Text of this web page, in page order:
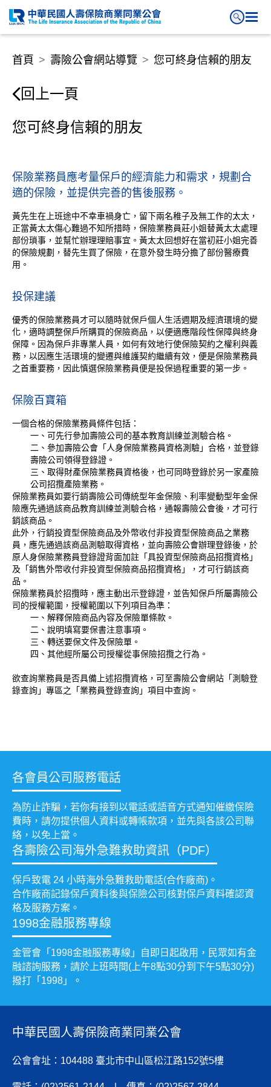
您可終身信賴的朋友
首頁 壽險公會網站導覽 您可終身信賴的朋友
回上一頁
您可終身信賴的朋友
保險業務員應考量保戶的經濟能力和需求，規劃合
適的保險，並提供完善的售後服務。
黃先生在上班途中不幸車禍身亡，留下兩名稚子及無工作的太太，
正當黃太太傷心難過不知所措時，保險業務員莊小姐替黃太太處理
部份瑣事，並幫忙辦理理賠事宜。黃太太回想好在當初莊小姐完善
的保險規劃，替先生買了保險，在意外發生時分擔了部份醫療費
用。
投保建議
優秀的保險業務員才可以隨時就保戶個人生活週期及經濟環境的變
化，適時調整保戶所購買的保險商品，以便適應階段性保障與終身
保障。因為保戶非專業人員，如何有效地行使保險契約之權利與義
務，以因應生活環境的變遷與維護契約繼續有效，便是保險業務員
之首重要務，因此慎選保險業務員便是投保過程重要的第一步。
保險百寶箱
一個合格的保險業務員條件包括：
一、可先行參加壽險公司的基本教育訓練並測驗合格。
二、參加壽險公會「人身保險業務員資格測驗」合格，並登錄
壽險公司領得登錄證。
三、取得財產保險業務員資格後，也可同時登錄於另一家產險
公司招攬產險業務。
保險業務員如要行銷壽險公司傳統型年金保險、利率變動型年金保
險應先通過該商品教育訓練並測驗合格，通報壽險公會後，才可行
銷該商品。
此外，行銷投資型保險商品及外幣收付非投資型保險商品之業務
員，應先通過該商品測驗取得資格，並向壽險公會辦理登錄後，於
原人身保險業務員登錄證背面加註「具投資型保險商品招攬資格」
及「銷售外幣收付非投資型保險商品招攬資格」，才可行銷該商
品。
保險業務員於招攬時，應主動出示登錄證，並告知保戶所屬壽險公
司的授權範圍，授權範圍以下列項目為準：
一、解釋保險商品內容及保險單條款。
二、說明填寫要保書注意事項。
三、轉送要保文件及保險單。
四、其他經所屬公司授權從事保險招攬之行為。
欲查詢業務員是否具備上述招攬資格，可至壽險公會網站「測驗登
錄查詢」專區之「業務員登錄查詢」項目中查詢。
各會員公司服務電話
為防止詐騙，若你有接到以電話或語音方式通知催繳保險
費時，請勿提供個人資料或轉帳款項，並先與各該公司聯
絡，以免上當。
各壽險公司海外急難救助資訊（PDF）
保戶致電 24 小時海外急難救助電話(合作廠商)。
合作廠商記錄保戶資料後與保險公司核對保戶資料確認資
格及服務方案。
1998金融服務專線
金管會「1998金融服務專線」自即日起啟用，民眾如有金
融諮詢服務，請於上班時間(上午8點30分到下午5點30分)
撥打「1998」。
中華民國人壽保險商業同業公會
公會會址：104488 臺北市中山區松江路152號5樓